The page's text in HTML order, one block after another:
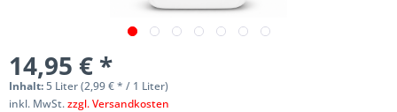
14,95 € *
Inhalt:5 Liter (2,99 € * / 1 Liter)
inkl. MwSt.zzgl. Versandkosten